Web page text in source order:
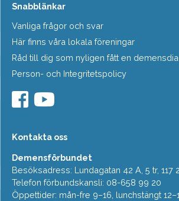
Snabblänkar
Vanliga frågor och svar
Här finns våra lokala föreningar
Råd till dig som nyligen fått en
Person- och Integritetspolicy
Kontakta oss
Demensförbundet
Besöksadress: Lundagatan 42 A, 5 tr, 117
Telefon förbundskansli: 08-658 99 20
Öppettider: mån-fre 9–16, lunchstängt